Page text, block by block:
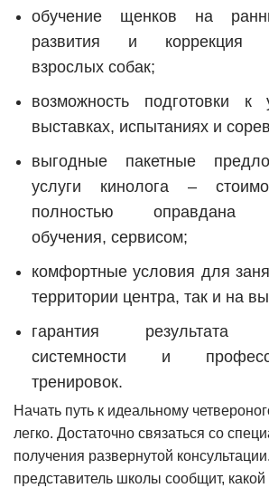
обучение щенков на
развития и коррекция
взрослых собак;
возможность подготовки к
выставках, испытаниях и
выгодные пакетные
услуги кинолога –
полностью оправдана
обучения, сервисом;
комфортные условия для
территории центра, так и на
гарантия результата
системности и
тренировок.
Начать путь к идеальному
легко. Достаточно связаться со
получения развернутой
представитель школы сообщит, какой